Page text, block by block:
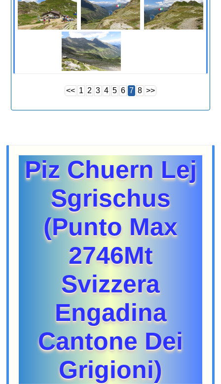
<< 1 2 3 4 5 6 7 8 >>
Piz Chuern Lej
Sgrischus
(Punto Max
2746Mt
Svizzera
Engadina
Cantone Dei
Grigioni)